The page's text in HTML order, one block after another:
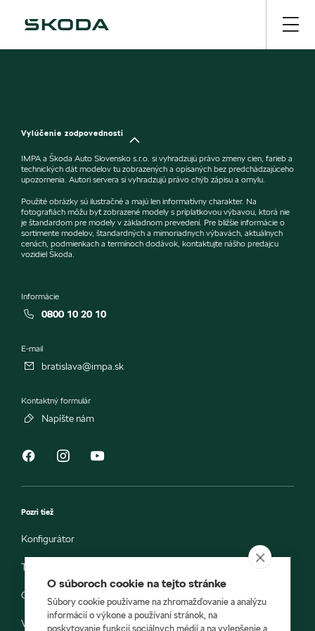
Vylúčenie zodpovednosti
IMPA a Škoda Auto Slovensko s.r.o. si vyhradzujú právo zmeny cien, farieb a
technických dát modelov tu zobrazených a opísaných bez predchádzajúceho
upozornenia. Autori servera si vyhradzujú právo chýb zápisu a omylu.
Použité obrázky sú ilustračné a majú len informatívny charakter. Na
fotografiách môžu byť zobrazené modely s príplatkovou výbavou, ktorá nie
je štandardom pre modely v základnom prevedení. Pre bližšie informácie o
sortimente modelov, štandardných a mimoriadnych výbavách, aktuálnych
cenách, podmienkach a termínoch dodávok, kontaktujte nášho predajcu
vozidiel Škoda.
Informácie
0800 10 20 10
E-mail
bratislava@impa.sk
Kontaktný formulár
Napíšte nám
Pozri tiež
Konfigurátor
Testovacia jazda
Objednávka do servisu
Vozidlá ihneď k odberu
O súboroch cookie na tejto stránke
Súbory cookie používame na zhromažďovanie a analýzu
informácií o výkone a používaní stránok, na
poskytovanie funkcií sociálnych médií a na vylepšenie a